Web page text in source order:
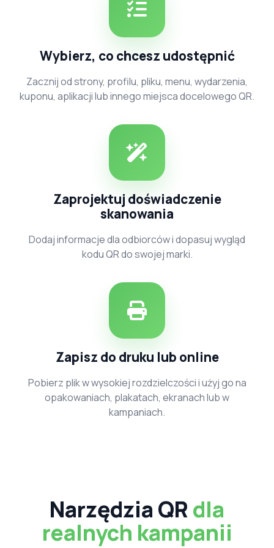
Wybierz, co chcesz udostępnić
Zacznij od strony, profilu, pliku, menu, wydarzenia,
kuponu, aplikacji lub innego miejsca docelowego QR.
Zaprojektuj doświadczenie
skanowania
Dodaj informacje dla odbiorców i dopasuj wygląd
kodu QR do swojej marki.
Zapisz do druku lub online
Pobierz plik w wysokiej rozdzielczości i użyj go na
opakowaniach, plakatach, ekranach lub w
kampaniach.
Narzędzia QRdla
realnych kampanii